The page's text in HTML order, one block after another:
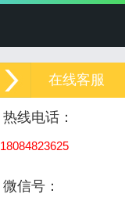
在线客服
热线电话：
18084823625
微信号：